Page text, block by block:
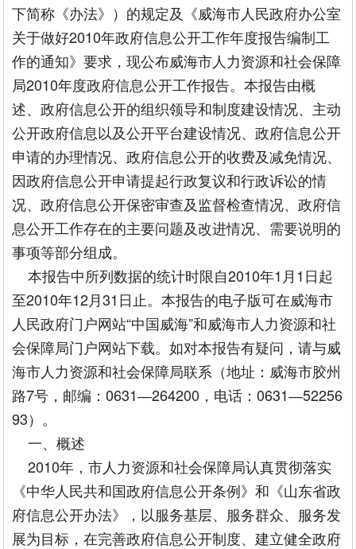
下简称《办法》）的规定及《威海市人民政府办公室
关于做好2010年政府信息公开工作年度报告编制工
作的通知》要求，现公布威海市人力资源和社会保障
局2010年度政府信息公开工作报告。本报告由概
述、政府信息公开的组织领导和制度建设情况、主动
公开政府信息以及公开平台建设情况、政府信息公开
申请的办理情况、政府信息公开的收费及减免情况、
因政府信息公开申请提起行政复议和行政诉讼的情
况、政府信息公开保密审查及监督检查情况、政府信
息公开工作存在的主要问题及改进情况、需要说明的
事项等部分组成。
本报告中所列数据的统计时限自2010年1月1日起
至2010年12月31日止。本报告的电子版可在威海市
人民政府门户网站“中国威海”和威海市人力资源和社
会保障局门户网站下载。如对本报告有疑问，请与威
海市人力资源和社会保障局联系（地址：威海市胶州
路7号，邮编：0631―264200，电话：0631―52256
93）。
一、概述
2010年，市人力资源和社会保障局认真贯彻落实
《中华人民共和国政府信息公开条例》和《山东省政
府信息公开办法》，以服务基层、服务群众、服务发
展为目标，在完善政府信息公开制度、建立健全政府